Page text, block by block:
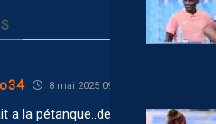
8 mai 2025 09:43
a la pétanque..delors tient il joue